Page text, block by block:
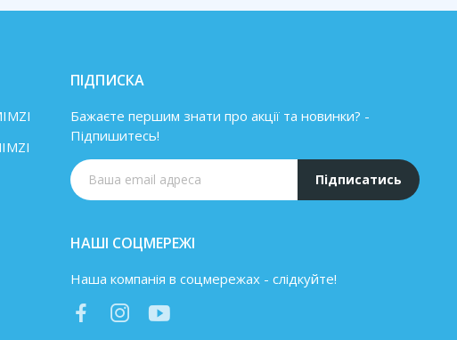
ПІДПИСКА
Бажаєте першим знати про акції та новинки? -
Підпишитесь!
Підписатись
НАШІ СОЦМЕРЕЖІ
Наша компанія в соцмережах - слідкуйте!